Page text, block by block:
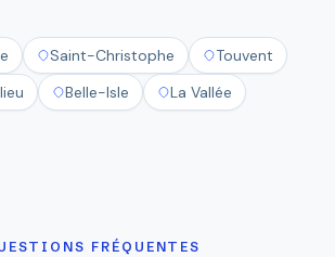
Saint-Christophe
Touvent
Belle-Isle La Vallée
FRÉQUENTES